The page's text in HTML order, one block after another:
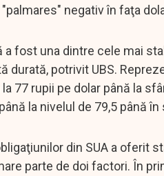
negativ în faţa
a fost una dintre cele mai
durată, potrivit UBS.
77 rupii pe dolar până la
la nivelul de 79,5 până
din SUA a oferit
parte de doi factori. În